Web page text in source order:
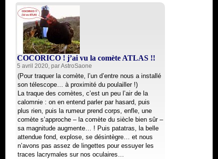
COCORICO ! j’ai vu la comète ATLAS !!
5 avril 2020, parAstroSaone
(Pour traquer la comète, l’un d’entre nous a installé
son télescope… à proximité du poulailler !)
La traque des comètes, c’est un peu l’air de la
calomnie : on en entend parler par hasard, puis
plus rien, puis la rumeur prend corps, enfle, une
comète s’approche – la comète du siècle bien sûr –
sa magnitude augmente… ! Puis patatras, la belle
attendue fond, explose, se désintègre… et nous
n’avons pas assez de lingettes pour essuyer les
traces lacrymales sur nos oculaires…